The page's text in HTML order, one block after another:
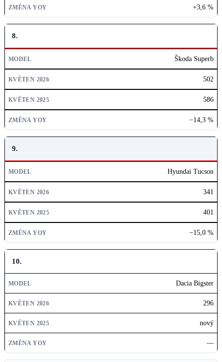
+3,6 %
8.
Škoda Superb
502
586
−14,3 %
9.
Hyundai Tucson
341
401
−15,0 %
10.
Dacia Bigster
296
nový
—